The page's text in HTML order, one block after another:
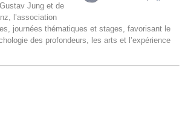
Jung et de
l’association
journées thématiques et stages, favorisant le
des profondeurs, les arts et l’expérience